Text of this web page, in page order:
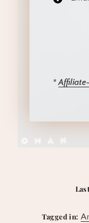
*Affiliate
Tagged in: